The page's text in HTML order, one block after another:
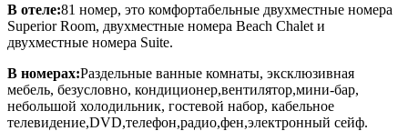
В отеле:81 номер, это комфортабельные двухместные номера
Superior Room, двухместные номера Beach Chalet и
двухместные номера Suite.
В номерах:Раздельные ванные комнаты, эксклюзивная
мебель, безусловно, кондиционер,вентилятор,мини-бар,
небольшой холодильник, гостевой набор, кабельное
телевидение,DVD,телефон,радио,фен,электронный сейф.